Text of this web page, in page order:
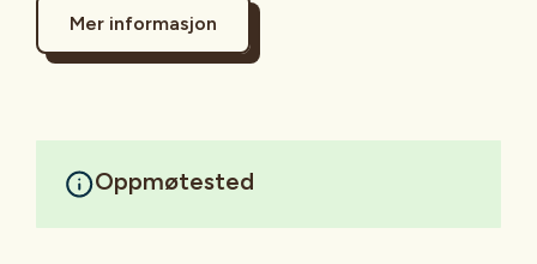
Mer informasjon
Oppmøtested